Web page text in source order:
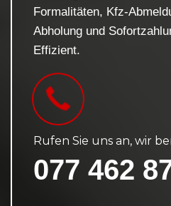
Formalitäten, Kfz-
Abholung und
Effizient.
Rufen Sie uns an, wir
077 462